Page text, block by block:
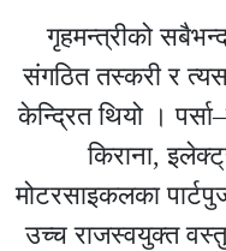
गृहमन्त्रीको
संगठित तस्करी र
केन्द्रित थियो ।
किराना,
मोटरसाइकलका
उच्च राजस्वयुक्त